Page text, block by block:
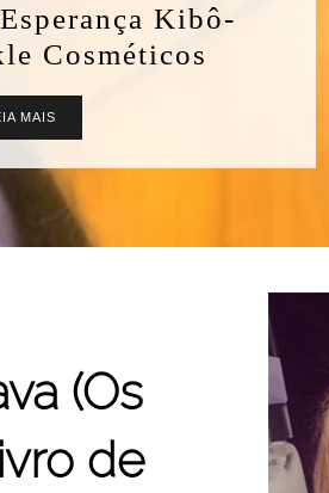
Kibô-
Cosméticos
MAIS
(Os
de